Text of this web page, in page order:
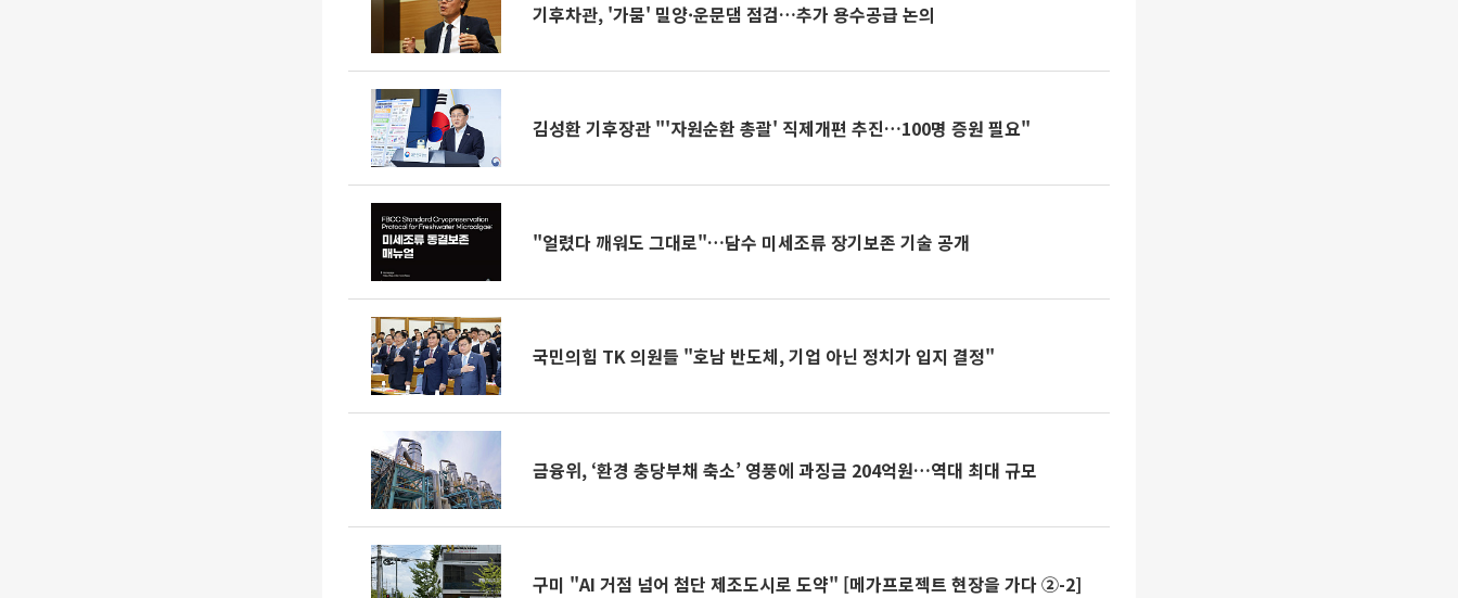
기후차관, '가뭄' 밀양·운문댐 점검…추가 용수공급 논의
김성환 기후장관 "'자원순환 총괄' 직제개편 추진…100명 증원 필요"
"얼렸다 깨워도 그대로"…담수 미세조류 장기보존 기술 공개
국민의힘 TK 의원들 "호남 반도체, 기업 아닌 정치가 입지 결정"
금융위, ‘환경 충당부채 축소’ 영풍에 과징금 204억원…역대 최대 규모
구미 "AI 거점 넘어 첨단 제조도시로 도약" [메가프로젝트 현장을 가다 ②-2]